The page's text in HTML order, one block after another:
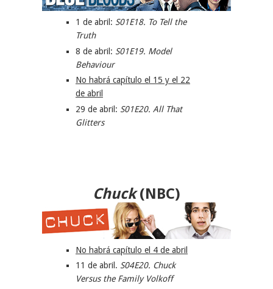
1 de abril: S01E18. To Tell the
Truth
8 de abril: S01E19. Model
Behaviour
No habrá capítulo el 15 y el 22
de abril
29 de abril: S01E20. All That
Glitters
Chuck(NBC)
No habrá capítulo el 4 de abril
11 de abril. S04E20. Chuck
Versus the Family Volkoff